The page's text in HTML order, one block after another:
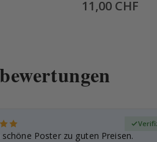
Special
Price
11,00 CHF
schöne Poster zu guten Preisen.